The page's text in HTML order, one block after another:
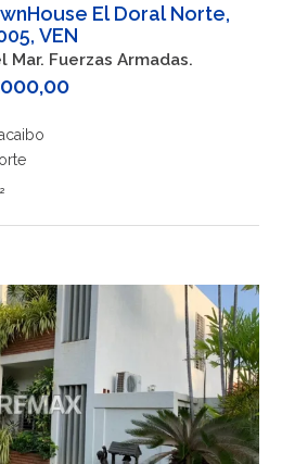
El Doral Norte,
VEN
en Villa del Mar. Fuerzas Armadas.